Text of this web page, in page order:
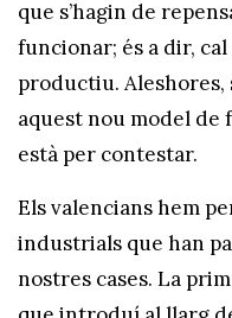
que s’hagin de
funcionar; és a dir,
productiu. Aleshores,
aquest nou model de
està per contestar.
Els valencians hem
industrials que han
nostres cases. La